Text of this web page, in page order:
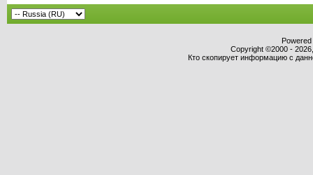
Copyright ©2000 -
Кто скопирует информацию с